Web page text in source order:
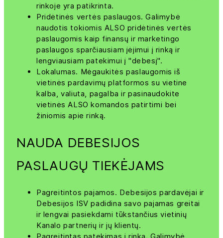
rinkoje yra patikrinta.
Pridėtinės vertės paslaugos. Galimybė
naudotis tokiomis ALSO pridėtinės vertės
paslaugomis kaip finansų ir marketingo
paslaugos sparčiausiam įėjimui į rinką ir
lengviausiam patekimui į "debesį".
Lokalumas. Mėgaukitės paslaugomis iš
vietinės pardavimų platformos su vietine
kalba, valiuta, pagalba ir pasinaudokite
vietinės ALSO komandos patirtimi bei
žiniomis apie rinką.
NAUDA DEBESIJOS
PASLAUGŲ TIEKĖJAMS
Pagreitintos pajamos. Debesijos pardavėjai ir
Debesijos ISV padidina savo pajamas greitai
ir lengvai pasiekdami tūkstančius vietinių
Kanalo partnerių ir jų klientų.
Pagreitintas patekimas į rinką. Galimybė